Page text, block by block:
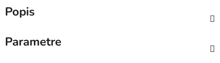
Popis
Parametre